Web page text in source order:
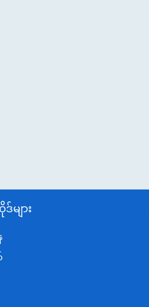
များ